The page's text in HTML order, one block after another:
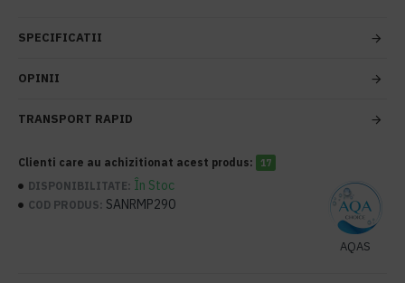
SPECIFICATII
OPINII
TRANSPORT RAPID
Clienti care au achizitionat acest produs: 17
DISPONIBILITATE: În Stoc
COD PRODUS: SANRMP290
AQAS